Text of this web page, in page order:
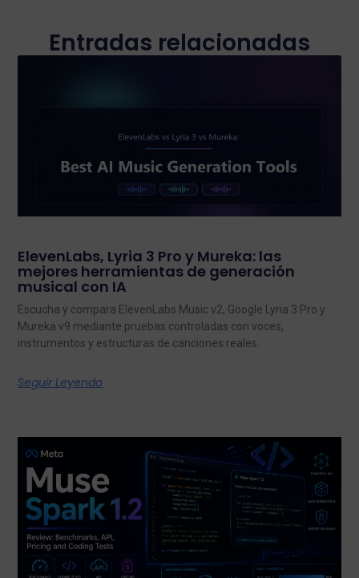
Entradas relacionadas
ElevenLabs, Lyria 3 Pro y Mureka: las
mejores herramientas de generación
musical con IA
Escucha y compara ElevenLabs Music v2, Google Lyria 3 Pro y
Mureka v9 mediante pruebas controladas con voces,
instrumentos y estructuras de canciones reales.
Seguir Leyendo